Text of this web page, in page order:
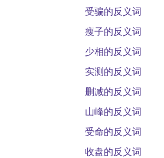
受骗的反义词
瘦子的反义词
少相的反义词
实测的反义词
删减的反义词
山峰的反义词
受命的反义词
收盘的反义词